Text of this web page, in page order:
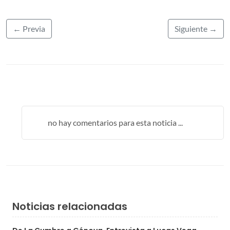
← Previa Siguiente →
no hay comentarios para esta noticia ...
Noticias relacionadas